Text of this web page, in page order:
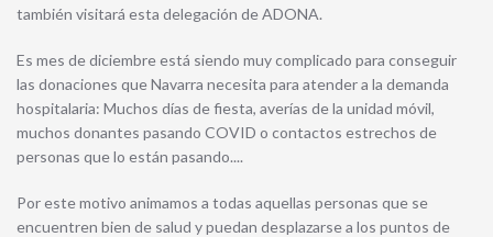
también visitará esta delegación de ADONA.
Es mes de diciembre está siendo muy complicado para conseguir
las donaciones que Navarra necesita para atender a la demanda
hospitalaria: Muchos días de fiesta, averías de la unidad móvil,
muchos donantes pasando COVID o contactos estrechos de
personas que lo están pasando....
Por este motivo animamos a todas aquellas personas que se
encuentren bien de salud y puedan desplazarse a los puntos de